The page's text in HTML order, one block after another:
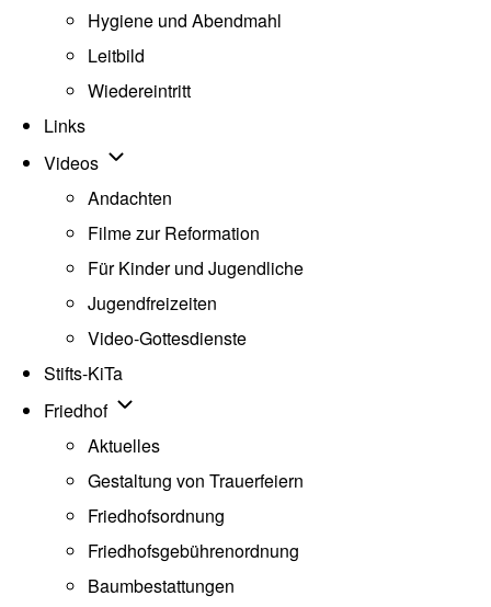
Hygiene und Abendmahl
Leitbild
Wiedereintritt
Links
Videos Unternavigation von Videos
Andachten
Filme zur Reformation
Für Kinder und Jugendliche
Jugendfreizeiten
Video-Gottesdienste
Stifts-KiTa
Friedhof Unternavigation von Friedhof
Aktuelles
Gestaltung von Trauerfeiern
Friedhofsordnung
Friedhofsgebührenordnung
Baumbestattungen